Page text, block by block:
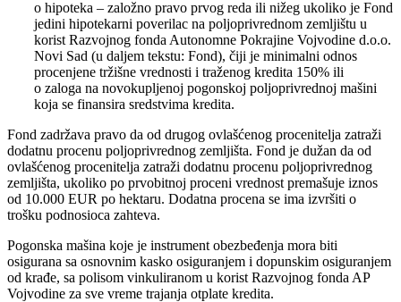
o hipoteka – založno pravo prvog reda ili nižeg ukoliko je Fond
jedini hipotekarni poverilac na poljoprivrednom zemljištu u
korist Razvojnog fonda Autonomne Pokrajine Vojvodine d.o.o.
Novi Sad (u daljem tekstu: Fond), čiji je minimalni odnos
procenjene tržišne vrednosti i traženog kredita 150% ili
o zaloga na novokupljenoj pogonskoj poljoprivrednoj mašini
koja se finansira sredstvima kredita.
Fond zadržava pravo da od drugog ovlašćenog procenitelja zatraži
dodatnu procenu poljoprivrednog zemljišta. Fond je dužan da od
ovlašćenog procenitelja zatraži dodatnu procenu poljoprivrednog
zemljišta, ukoliko po prvobitnoj proceni vrednost premašuje iznos
od 10.000 EUR po hektaru. Dodatna procena se ima izvršiti o
trošku podnosioca zahteva.
Pogonska mašina koje je instrument obezbeđenja mora biti
osigurana sa osnovnim kasko osiguranjem i dopunskim osiguranjem
od krađe, sa polisom vinkuliranom u korist Razvojnog fonda AP
Vojvodine za sve vreme trajanja otplate kredita.